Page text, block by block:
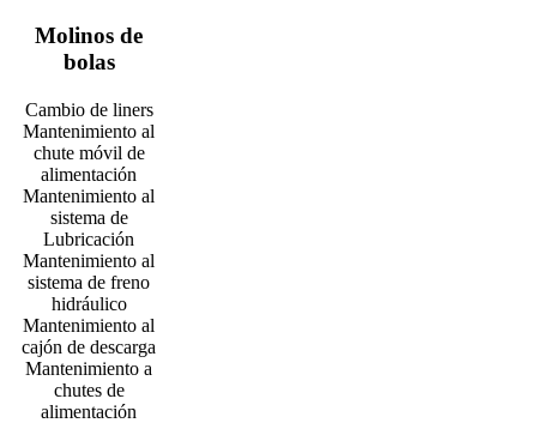
Molinos de
bolas
Cambio de liners
Mantenimiento al
chute móvil de
alimentación
Mantenimiento al
sistema de
Lubricación
Mantenimiento al
sistema de freno
hidráulico
Mantenimiento al
cajón de descarga
Mantenimiento a
chutes de
alimentación